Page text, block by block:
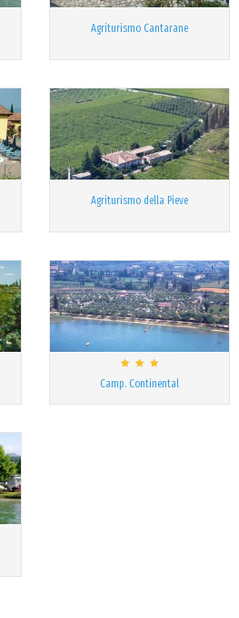
Agriturismo Cantarane
Agriturismo della Pieve
Camp. Continental